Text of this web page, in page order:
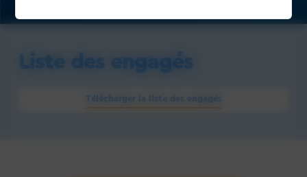
Liste des engagés